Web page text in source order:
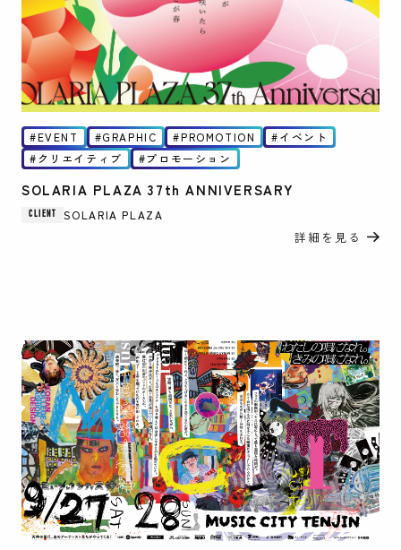
EVENT GRAPHIC PROMOTION
イベント
クリエイティブ
プロモーション
SOLARIA PLAZA 37th ANNIVERSARY
CLIENT SOLARIA PLAZA
詳細を見る